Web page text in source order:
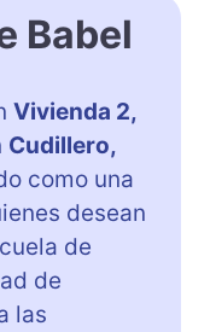
Babel
Vivienda 2,
Cudillero,
como una
desean
de
de
las